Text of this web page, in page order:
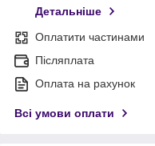
Детальніше
Оплатити частинами
Післяплата
Оплата на рахунок
Всі умови оплати